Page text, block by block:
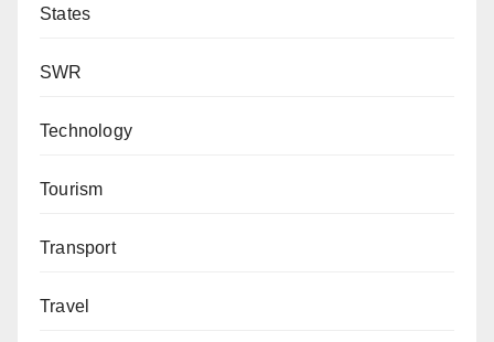
States
SWR
Technology
Tourism
Transport
Travel